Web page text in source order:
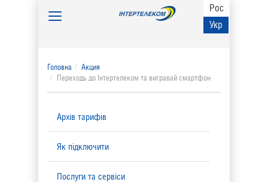
Рос
Укр
Toggle
Головна
Акция
Переходь до Інтертелеком та вигравай смартфон
Архів тарифів
Як підключити
Послуги та сервіси